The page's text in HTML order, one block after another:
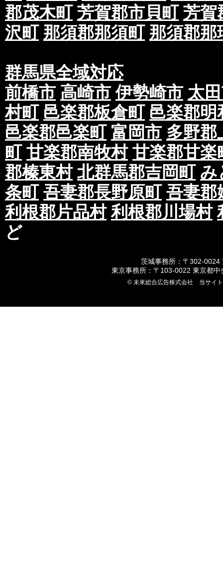
郡茂木町 芳賀郡市貝町 芳賀
沢町 那須郡那須町 那須郡那
群馬県全域対応
前橋市 高崎市 伊勢崎市 太
村町 邑楽郡板倉町 邑楽郡明
邑楽郡邑楽町 富岡市 多野郡
町 甘楽郡南牧村 甘楽郡甘楽
郡榛東村 北群馬郡吉岡町 み
条町 吾妻郡長野原町 吾妻郡
利根郡片品村 利根郡川場村
ど
茨城事務所：〒302-0024
東京事務所：〒103-0022 東京都
© 未來総合広告株式会社 当サイ